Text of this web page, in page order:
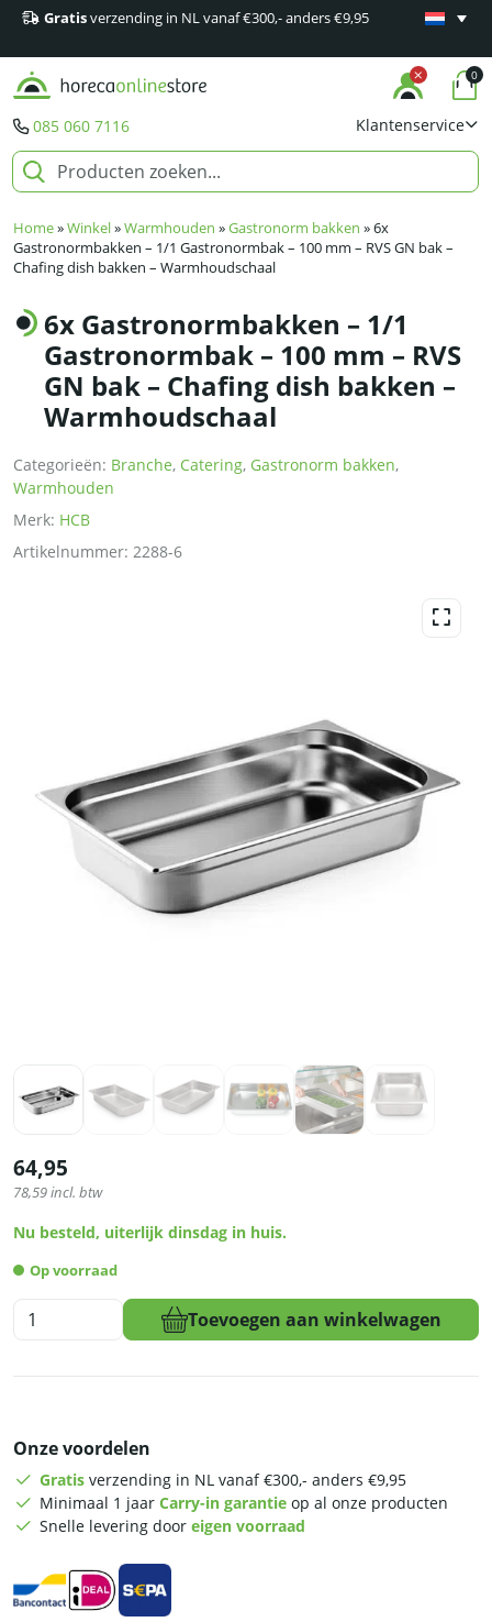
Gratisverzending in NL vanaf €300,- anders €9,95
Minimaal
085 060 7116 Klantenservice
0
Home»Winkel»Warmhouden »Gastronorm bakken »6x
Gastronormbakken – 1/1 Gastronormbak – 100 mm – RVS GN bak –
Chafing dish bakken – Warmhoudschaal
6x Gastronormbakken – 1/1
Gastronormbak – 100 mm – RVS
GN bak – Chafing dish bakken –
Warmhoudschaal
Categorieën: Branche, Catering, Gastronorm bakken,
Warmhouden
Merk: HCB
Artikelnummer: 2288-6
64,95
78,59incl. btw
Nu besteld, uiterlijk dinsdag in huis.
Op voorraad
Gastronormbakken
100
mm
RVS
-
Chafing
Toevoegen aan winkelwagen
Onze voordelen
Gratis verzending in NL vanaf €300,- anders €9,95
Minimaal 1 jaar Carry-in garantie op al onze producten
Snelle levering door eigen voorraad